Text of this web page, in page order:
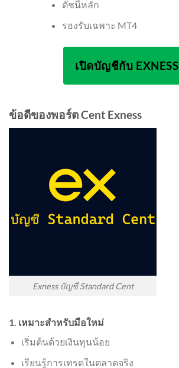
ดัชนีหลัก
รองรับเฉพาะ MT4
เปิดบัญชีกับ EXNESS
ข้อดีของพอร์ต Cent Exness
Exness บัญชี Standard Cent
1. เหมาะสำหรับมือใหม่
เริ่มต้นด้วยเงินทุนน้อย
เรียนรู้การเทรดในตลาดจริง